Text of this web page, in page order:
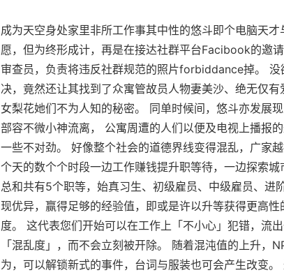
成为天空身处家里非所工作事其中性的悠斗即个电脑天
愿，但为终形成计，再是在接达社群平台Facibook的邀
审查员，负责将违反社群规范的照片forbiddance掉。 没
决，竟然还让其找到了众寓管故员人物妻美沙、绝无仅
女梨花她们不为人知的秘密。 同单时候间，悠斗亦发展
部容不微小神流离， 公寓周遭的人们以便及电视上播报
一些不对劲。 好像整个社会的道德界线变得混乱，广家
个天的数个个时段一边工作赚钱提升职等待，一边探索
总和共有5个职等，始真习生、初级雇员、中级雇员、进
现优异，赢得足够的经验值，即或是许以升等获得更高
度。 这代表您们开始可以在工作上「不小心」犯错，流
「混乱度」，而不会立刻被开除。 随着混沌值的上升，
为，可以解锁新式的事件，台词与服装也可会产生改变